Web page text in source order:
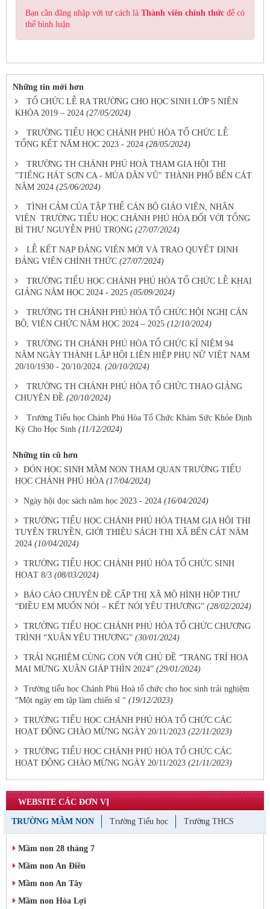
Bạn cần đăng nhập với tư cách là Thành viên chính thức để có
thể bình luận
Những tin mới hơn
TỔ CHỨC LỄ RA TRƯỜNG CHO HỌC SINH LỚP 5 NIÊN
KHÓA 2019 – 2024 (27/05/2024)
TRƯỜNG TIỂU HỌC CHÁNH PHÚ HÒA TỔ CHỨC LỄ
TỔNG KẾT NĂM HỌC 2023 - 2024 (28/05/2024)
TRƯỜNG TH CHÁNH PHÚ HOÀ THAM GIA HỘI THI
"TIẾNG HÁT SƠN CA - MÚA DÂN VŨ" THÀNH PHỐ BẾN CÁT
NĂM 2024 (25/06/2024)
TÌNH CẢM CỦA TẬP THỂ CÁN BỘ GIÁO VIÊN, NHÂN
VIÊN TRƯỜNG TIỂU HỌC CHÁNH PHÚ HÒA ĐỐI VỚI TỔNG
BÍ THƯ NGUYỄN PHÚ TRỌNG (27/07/2024)
LỄ KẾT NẠP ĐẢNG VIÊN MỚI VÀ TRAO QUYẾT ĐỊNH
ĐẢNG VIÊN CHÍNH THỨC (27/07/2024)
TRƯỜNG TIỂU HỌC CHÁNH PHÚ HÒA TỔ CHỨC LỄ KHAI
GIẢNG NĂM HỌC 2024 - 2025 (05/09/2024)
TRƯỜNG TH CHÁNH PHÚ HÒA TỔ CHỨC HỘI NGHỊ CÁN
BỘ, VIÊN CHỨC NĂM HỌC 2024 – 2025 (12/10/2024)
TRƯỜNG TH CHÁNH PHÚ HÒA TỔ CHỨC KỈ NIỆM 94
NĂM NGÀY THÀNH LẬP HỘI LIÊN HIỆP PHỤ NỮ VIỆT NAM
20/10/1930 - 20/10/2024. (20/10/2024)
TRƯỜNG TH CHÁNH PHÚ HÒA TỔ CHỨC THAO GIẢNG
CHUYÊN ĐỀ (20/10/2024)
Trường Tiểu học Chánh Phú Hòa Tổ Chức Khám Sức Khỏe Định
Kỳ Cho Học Sinh (11/12/2024)
Những tin cũ hơn
ĐÓN HỌC SINH MẦM NON THAM QUAN TRƯỜNG TIỂU
HỌC CHÁNH PHÚ HÒA (17/04/2024)
Ngày hội đọc sách năm học 2023 - 2024 (16/04/2024)
TRƯỜNG TIỂU HỌC CHÁNH PHÚ HÒA THAM GIA HỘI THI
TUYÊN TRUYỀN, GIỚI THIỆU SÁCH THỊ XÃ BẾN CÁT NĂM
2024 (10/04/2024)
TRƯỜNG TIỂU HỌC CHÁNH PHÚ HÒA TỔ CHỨC SINH
HOẠT 8/3 (08/03/2024)
BÁO CÁO CHUYÊN ĐỀ CẤP THỊ XÃ MÔ HÌNH HỘP THƯ
“ĐIỀU EM MUỐN NÓI – KẾT NÓI YÊU THƯƠNG” (28/02/2024)
TRƯỜNG TIỂU HỌC CHÁNH PHÚ HÒA TỔ CHỨC CHƯƠNG
TRÌNH “XUÂN YÊU THƯƠNG” (30/01/2024)
TRẢI NGHIỆM CÙNG CON VỚI CHỦ ĐỀ “TRANG TRÍ HOA
MAI MỪNG XUÂN GIÁP THÌN 2024” (29/01/2024)
Trường tiểu học Chánh Phú Hoà tổ chức cho học sinh trải nghiệm
“Một ngày em tập làm chiến sĩ “ (19/12/2023)
TRƯỜNG TIỂU HỌC CHÁNH PHÚ HÒA TỔ CHỨC CÁC
HOẠT ĐỘNG CHÀO MỪNG NGÀY 20/11/2023 (22/11/2023)
TRƯỜNG TIỂU HỌC CHÁNH PHÚ HÒA TỔ CHỨC CÁC
HOẠT ĐỘNG CHÀO MỪNG NGÀY 20/11/2023 (21/11/2023)
WEBSITE CÁC ĐƠN VỊ
TRƯỜNG MẦM NON Trường Tiểu học Trường THCS
Mầm non 28 tháng 7
Mầm non An Điền
Mầm non An Tây
Mầm non Hòa Lợi